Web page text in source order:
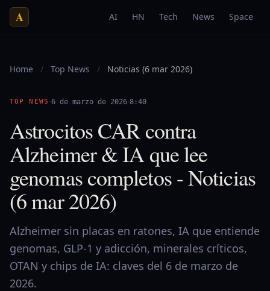
A AI HN Tech News Space
Home / Top News / Noticias (6 mar 2026)
TOP NEWS ·6 de marzo de 2026·8:40
Astrocitos CAR contra
Alzheimer & IA que lee
genomas completos - Noticias
(6 mar 2026)
Alzheimer sin placas en ratones, IA que entiende
genomas, GLP-1 y adicción, minerales críticos,
OTAN y chips de IA: claves del 6 de marzo de
2026.